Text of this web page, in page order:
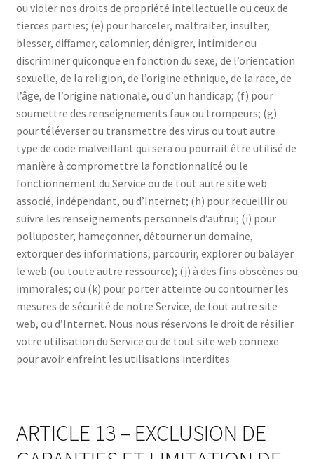
ou violer nos droits de propriété intellectuelle ou ceux de
tierces parties; (e) pour harceler, maltraiter, insulter,
blesser, diffamer, calomnier, dénigrer, intimider ou
discriminer quiconque en fonction du sexe, de l’orientation
sexuelle, de la religion, de l’origine ethnique, de la race, de
l’âge, de l’origine nationale, ou d’un handicap; (f) pour
soumettre des renseignements faux ou trompeurs; (g)
pour téléverser ou transmettre des virus ou tout autre
type de code malveillant qui sera ou pourrait être utilisé de
manière à compromettre la fonctionnalité ou le
fonctionnement du Service ou de tout autre site web
associé, indépendant, ou d’Internet; (h) pour recueillir ou
suivre les renseignements personnels d’autrui; (i) pour
polluposter, hameçonner, détourner un domaine,
extorquer des informations, parcourir, explorer ou balayer
le web (ou toute autre ressource); (j) à des fins obscènes ou
immorales; ou (k) pour porter atteinte ou contourner les
mesures de sécurité de notre Service, de tout autre site
web, ou d’Internet. Nous nous réservons le droit de résilier
votre utilisation du Service ou de tout site web connexe
pour avoir enfreint les utilisations interdites.
ARTICLE 13 – EXCLUSION DE